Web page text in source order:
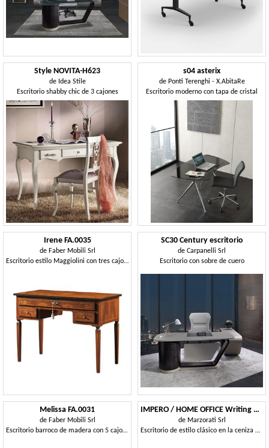
Style NOVITA-H623
de Idea Stile
Escritorio shabby chic de 3 cajones
s04 asterix
de Ponti Terenghi - X.AbitaRe
Escritorio moderno con tapa de cristal
Irene FA.0035
de Faber Mobili Srl
Escritorio estilo Maggiolini con tres cajones
SC30 Century escritorio
de Carpanelli Srl
Escritorio con sobre de cuero
Melissa FA.0031
de Faber Mobili Srl
Escritorio barroco de madera con 5 cajones, pequeñas decoraciones florales en las piernas, apto para oficinas en estilo clásico y lujoso
IMPERO / HOME OFFICE Writing desk
de Marzorati Srl
Escritorio de estilo clásico en la ceniza de oliva